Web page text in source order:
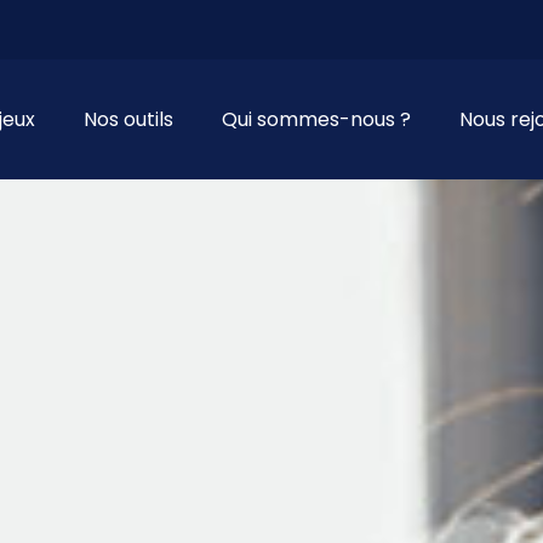
Nos outils Qui sommes-nous ? Nous